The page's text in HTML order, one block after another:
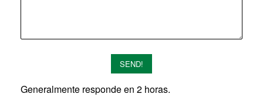
SEND!
Generalmente responde en 2 horas.